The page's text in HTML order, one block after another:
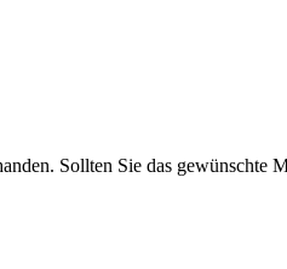
Sollten Sie das